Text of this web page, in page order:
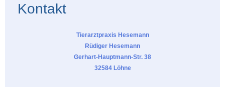
Kontakt
Tierarztpraxis Hesemann
Rüdiger Hesemann
Gerhart-Hauptmann-Str. 38
32584 Löhne